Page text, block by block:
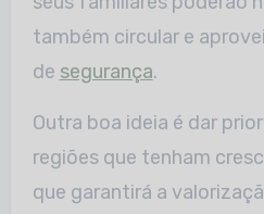
também circular e
de segurança.
Outra boa ideia é dar
regiões que tenham
que garantirá a